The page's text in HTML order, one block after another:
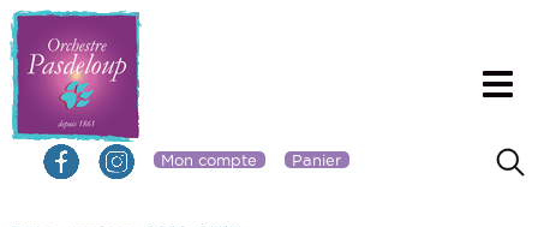
Mon compte Panier